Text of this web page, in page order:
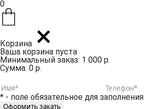
0
Корзина
Ваша корзина пуста
Минимальный заказ: 1 000 р.
Сумма: 0 р.
* - поле обязательное для заполнения